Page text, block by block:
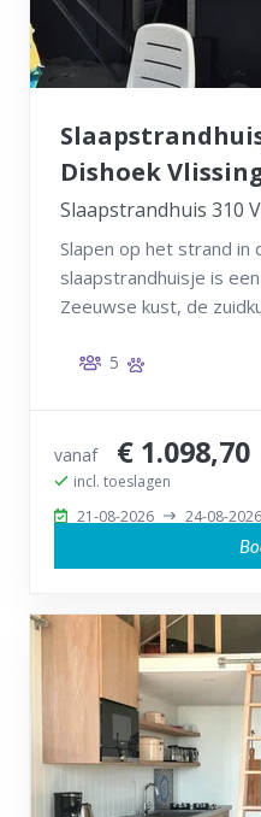
Dishoek
Slaapstrandhuis 310
Slapen op het strand in
slaapstrandhuisje is
Zeeuwse kust, de
5
vanaf € 1.098,70
incl. toeslagen
21-08-2026
24-08-2026